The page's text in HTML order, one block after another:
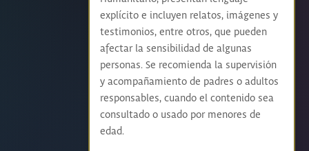
RUTAS
explícito e incluyen relatos, imágenes y
testimonios, entre otros, que pueden
afectar la sensibilidad de algunas
personas. Se recomienda la supervisión
y acompañamiento de padres o adultos
responsables, cuando el contenido sea
consultado o usado por menores de
edad.